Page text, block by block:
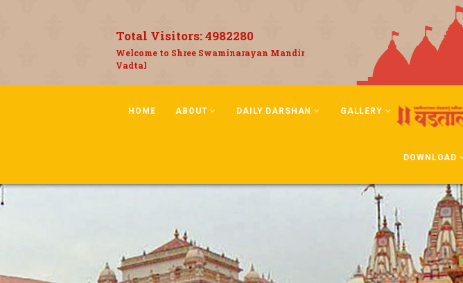
Total Visitors:4982280
Welcome to Shree Swaminarayan Mandir
Vadtal
HOME ABOUT DAILY DARSHAN GALLERY
DOWNLOAD